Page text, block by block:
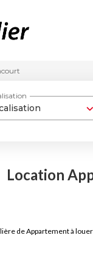
Location
de Appartement à